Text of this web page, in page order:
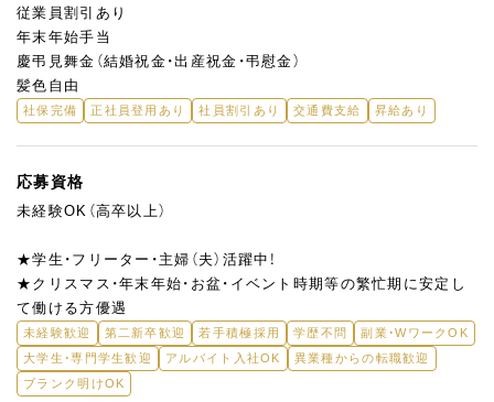
従業員割引あり
年末年始手当
慶弔見舞金（結婚祝金・出産祝金・弔慰金）
髪色自由
社保完備 正社員登用あり 社員割引あり 交通費支給 昇給あり
応募資格
未経験OK（高卒以上）
★学生・フリーター・主婦（夫）活躍中！
★クリスマス・年末年始・お盆・イベント時期等の繁忙期に安定し
て働ける方優遇
未経験歓迎 第二新卒歓迎 若手積極採用 学歴不問
副業・WワークOK
大学生・専門学生歓迎
アルバイト入社OK
異業種からの転職歓迎
ブランク明けOK